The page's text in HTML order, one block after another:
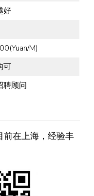
好
M)
可
聘顾问
前在上海，经验丰